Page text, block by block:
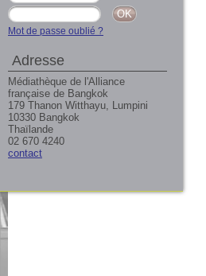
Mot de passe oublié ?
Adresse
Médiathèque de l'Alliance
française de Bangkok
179 Thanon Witthayu, Lumpini
10330 Bangkok
Thaïlande
02 670 4240
contact